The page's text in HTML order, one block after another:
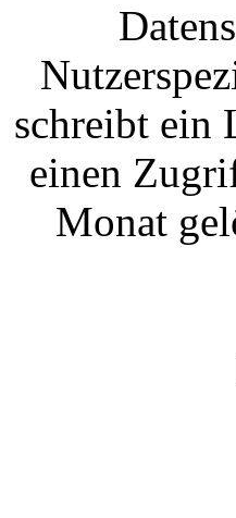
schreibt ein
einen
Monat